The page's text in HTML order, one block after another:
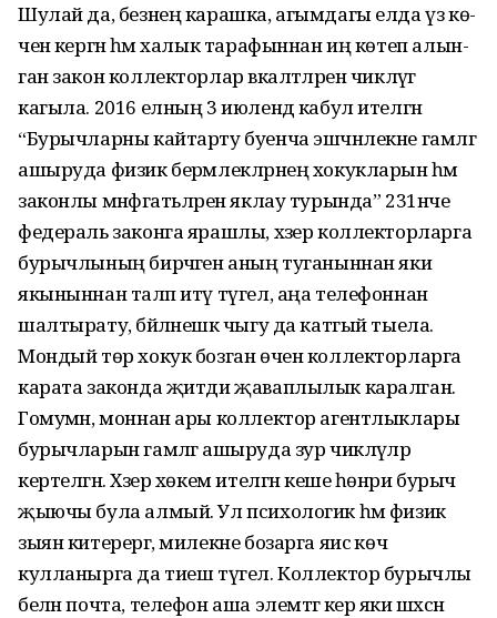
Шулай да, безнең карашка, агымдагы елда үз кө­
ченә кергән һәм халык тарафыннан иң көтеп алын­
ган закон коллекторлар вәкаләтләрен чикләүгә
кагыла. 2016 елның 3 июлендә кабул ителгән
“Бурычларны кайтарту буенча эшчәнлекне гамәлгә
ашыруда физик берәм­лек­ләрнең хокукларын һәм
законлы мәнфәгатьләрен яклау турында” 231нче
федераль законга ярашлы, хәзер коллекторларга
бу­рычлының бирәчәген аның туганыннан яки
якыныннан таләп итү түгел, аңа телефоннан
шалтырату, бәйләнешкә чыгу да катгый тыела.
Мондый төр хокук бозган өчен коллекторларга
карата законда җитди җаваплылык каралган.
Гомумән, моннан ары коллектор агентлыклары
бурычларын гамәлгә ашыруда зур чикләүләр
кертелгән. Хәзер хөкем ителгән кеше һөнәри бурыч
җыючы була алмый. Ул психологик һәм физик
зыян китерергә, милекне бозарга яисә көч
кулланырга да тиеш түгел. Коллектор бурычлы
белән почта, телефон аша элем­тәгә керә яки шәхсән